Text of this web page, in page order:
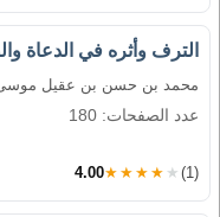
الترف وأثره في الدعاة
محمد بن حسن بن عقيل
عدد الصفحات: 180
4.00★★★★★ (1)